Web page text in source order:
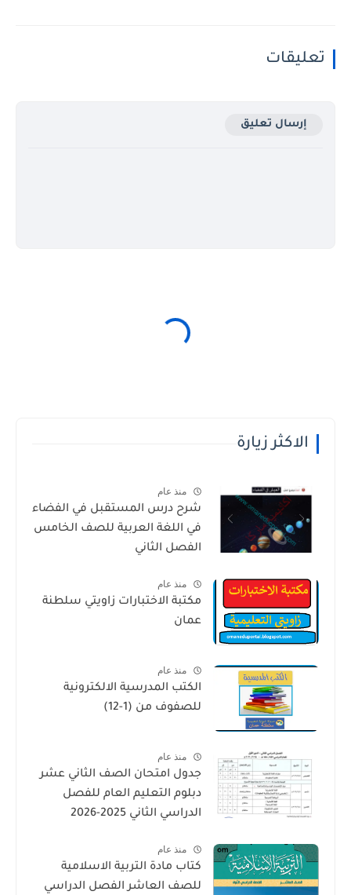
تعليقات
إرسال تعليق
الاكثر زيارة
منذ عام
شرح درس المستقبل في الفضاء
في اللغة العربية للصف الخامس
الفصل الثاني
منذ عام
مكتبة الاختبارات زاويتي سلطنة
عمان
منذ عام
الكتب المدرسية الالكترونية
للصفوف من (1-12)
منذ عام
جدول امتحان الصف الثاني عشر
دبلوم التعليم العام للفصل
الدراسي الثاني 2025-2026
منذ عام
كتاب مادة التربية الاسلامية
للصف العاشر الفصل الدراسي